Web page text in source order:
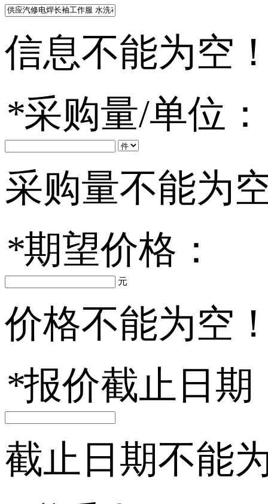
信息不能为空
*采购量/单位：
采购量不能为
*期望价格：
元
价格不能为空
*报价截止日期
截止日期不能